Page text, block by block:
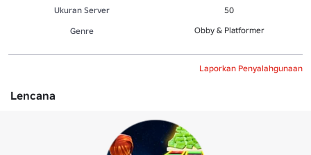
Ukuran Server
50
Genre
Obby & Platformer
Laporkan Penyalahgunaan
Lencana